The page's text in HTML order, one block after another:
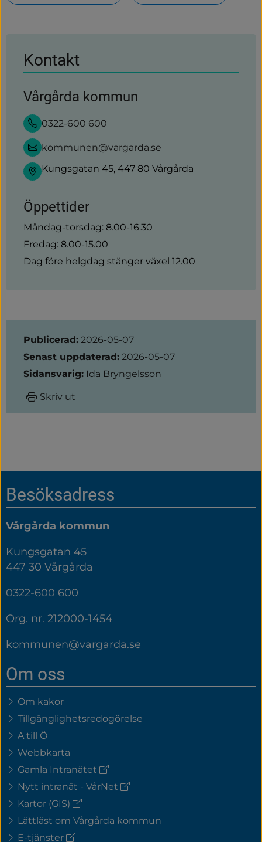
Kontakt
Vårgårda kommun
0322-600 600
kommunen@vargarda.se
Kungsgatan 45, 447 80 Vårgårda
Öppettider
Måndag-torsdag: 8.00-16.30
Fredag: 8.00-15.00
Dag före helgdag stänger växel 12.00
Sidinformation
Publicerad: 2026-05-07
Senast uppdaterad: 2026-05-07
Sidansvarig: Ida Bryngelsson
Skriv ut
Sidfot
Besöksadress
Vårgårda kommun
Kungsgatan 45
447 30 Vårgårda
0322-600 600
Org. nr. 212000-1454
kommunen@vargarda.se
Om oss
Om kakor
Tillgänglighetsredogörelse
A till Ö
Webbkarta
Gamla Intranätet (extern
länk)
Nytt intranät - VårNet (extern
Kartor (GIS) (extern
länk)
Lättläst om Vårgårda kommun
E-tjänster (extern